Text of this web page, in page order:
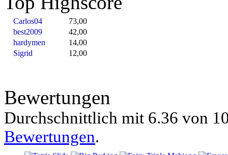
Carlos04
73,00
best2009
42,00
hardymen
14,00
Sigrid
12,00
Bewertungen
Durchschnittlich mit 6.36 von
Bewertungen.